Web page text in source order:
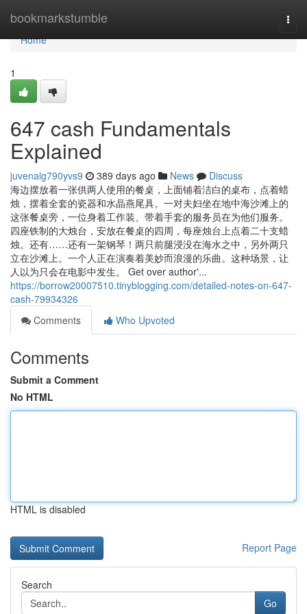
bookmarkstumble
Home
Home
1
647 cash Fundamentals
Explained
juvenalg790yvs9 389 days ago News
Discuss
海边摆放着一张供两人使用的餐桌，上面铺着洁白的桌布，点着蜡
烛，摆着全套的瓷器和水晶燕尾具。一对夫妇坐在地中海沙滩上的
这张餐桌旁，一位身着工作装、带着手套的服务员在为他们服务。
四座铁制的大烛台，安放在餐桌的四周，每座烛台上点着二十支蜡
烛。还有……还有一架钢琴！两只前腿浸没在海水之中，另外两只
立在沙滩上。一个人正在演奏着美妙而浪漫的乐曲。这种场景，让
人以为只会在电影中发生。 Get over author'...
https://borrow20007510.tinyblogging.com/detailed-notes-on-647-
cash-79934326
Comments
Who Upvoted
Comments
Submit a Comment
No HTML
HTML is disabled
Report Page
Search
Go